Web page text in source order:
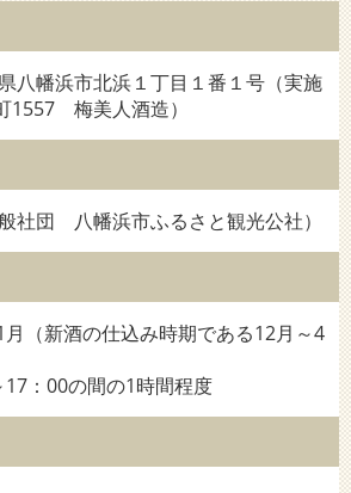
幡浜市北浜１丁目１番１号（実施
1557 梅美人酒造）
社団 八幡浜市ふるさと観光公社）
（新酒の仕込み時期である12月～4
：00の間の1時間程度